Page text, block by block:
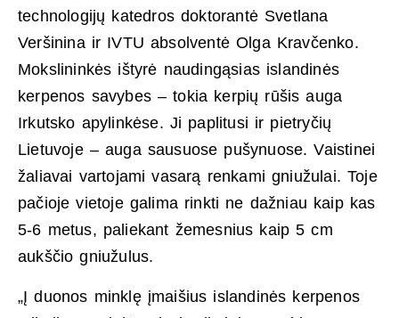
technologijų katedros doktorantė Svetlana
Veršinina ir IVTU absolventė Olga Kravčenko.
Mokslininkės ištyrė naudingąsias islandinės
kerpenos savybes – tokia kerpių rūšis auga
Irkutsko apylinkėse. Ji paplitusi ir pietryčių
Lietuvoje – auga sausuose pušynuose. Vaistinei
žaliavai vartojami vasarą renkami gniužulai. Toje
pačioje vietoje galima rinkti ne dažniau kaip kas
5-6 metus, paliekant žemesnius kaip 5 cm
aukščio gniužulus.
„Į duonos minklę įmaišius islandinės kerpenos